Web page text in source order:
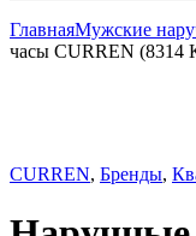
ГлавнаяМужские
часы CURREN (8314
CURREN, Бренды,